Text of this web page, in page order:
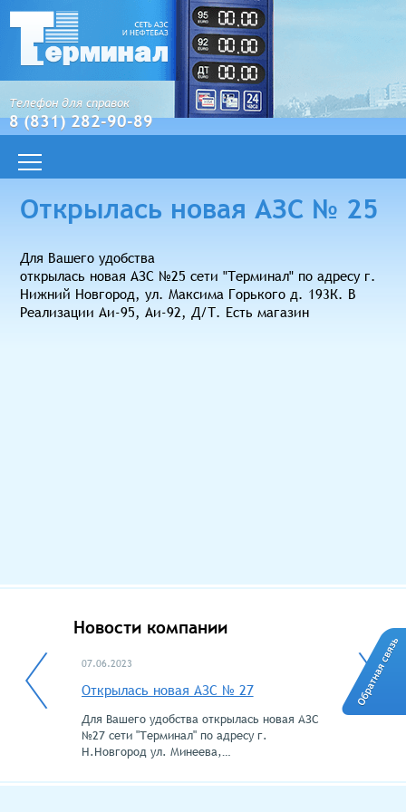
Телефон для справок
8 (831) 282-90-89
Открылась новая АЗС № 25
Для Вашего удобства
открылась новая АЗС №25 сети "Терминал" по адресу г.
Нижний Новгород, ул. Максима Горького д. 193К. В
Реализации Аи-95, Аи-92, Д/Т. Есть магазин
Новости компании
07.06.2023
Открылась новая АЗС № 27
Для Вашего удобства открылась новая АЗС
№27 сети "Терминал" по адресу г.
Н.Новгород ул. Минеева,…
02.12.2022
На всей